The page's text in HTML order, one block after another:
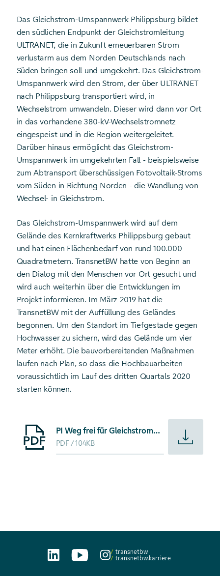
Das Gleichstrom-Umspannwerk Philippsburg bildet
den südlichen Endpunkt der Gleichstromleitung
ULTRANET, die in Zukunft erneuerbaren Strom
verlustarm aus dem Norden Deutschlands nach
Süden bringen soll und umgekehrt. Das Gleichstrom-
Umspannwerk wird den Strom, der über ULTRANET
nach Philippsburg transportiert wird, in
Wechselstrom umwandeln. Dieser wird dann vor Ort
in das vorhandene 380-kV-Wechselstromnetz
eingespeist und in die Region weitergeleitet.
Darüber hinaus ermöglicht das Gleichstrom-
Umspannwerk im umgekehrten Fall - beispielsweise
zum Abtransport überschüssigen Fotovoltaik-Stroms
vom Süden in Richtung Norden - die Wandlung von
Wechsel- in Gleichstrom.
Das Gleichstrom-Umspannwerk wird auf dem
Gelände des Kernkraftwerks Philippsburg gebaut
und hat einen Flächenbedarf von rund 100.000
Quadratmetern. TransnetBW hatte von Beginn an
den Dialog mit den Menschen vor Ort gesucht und
wird auch weiterhin über die Entwicklungen im
Projekt informieren. Im März 2019 hat die
TransnetBW mit der Auffüllung des Geländes
begonnen. Um den Standort im Tiefgestade gegen
Hochwasser zu sichern, wird das Gelände um vier
Meter erhöht. Die bauvorbereitenden Maßnahmen
laufen nach Plan, so dass die Hochbauarbeiten
voraussichtlich im Lauf des dritten Quartals 2020
starten können.
Starte Download von: PI Weg frei für Gleichstrom-
PI Weg frei für Gleichstrom-Umspannwerk Philippsburg
PDF 104KB
transnetbw
transnetbw.karriere